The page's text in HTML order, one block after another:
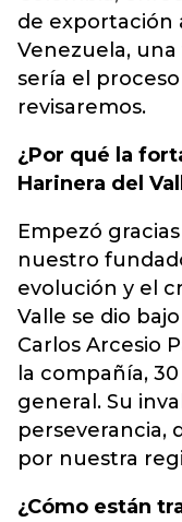
de exportación
Venezuela,
sería el
revisaremos.
¿Por qué la
Harinera del
Empezó
nuestro
evolución y el
Valle se dio
Carlos Arcesio
la compañía,
general. Su
perseverancia,
por nuestra
¿Cómo están